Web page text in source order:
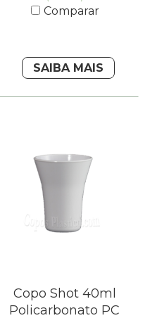
Comparar
SAIBA MAIS
Copo Shot 40ml
Policarbonato PC